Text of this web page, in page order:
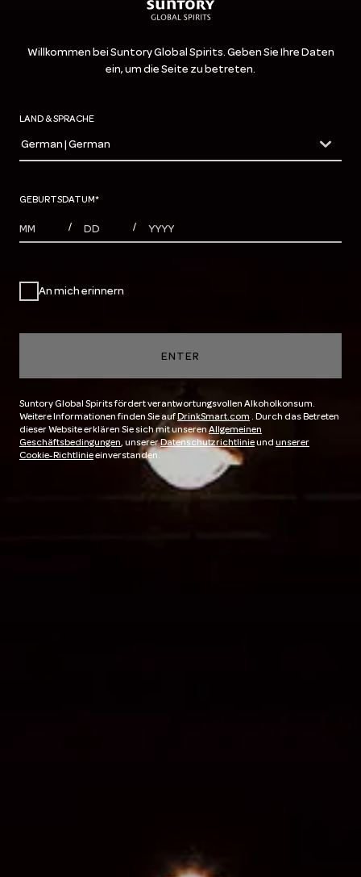
Willkommen bei Suntory Global Spirits. Geben Sie Ihre Daten
ein, um die Seite zu betreten.
LAND & SPRACHE
countryDropdown
German | German
GEBURTSDATUM*
MONTHS
/ DAYS / YEAR
An mich erinnern
ENTER
Suntory Global Spirits fördert verantwortungsvollen Alkoholkonsum.
Weitere Informationen finden Sie aufDrinkSmart.com . Durch das Betreten
dieser Website erklären Sie sich mit unserenAllgemeinen
Geschäftsbedingungen, unsererDatenschutzrichtlinieund unserer
Cookie-Richtlinieeinverstanden.